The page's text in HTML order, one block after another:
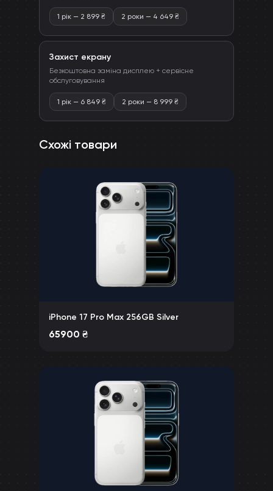
1 рік — 2 899 ₴ 2 роки — 4 649 ₴
Захист екрану
Безкоштовна заміна дисплею + сервісне
обслуговування
1 рік — 6 849 ₴ 2 роки — 8 999 ₴
Схожі товари
iPhone 17 Pro Max 256GB Silver
65900 ₴